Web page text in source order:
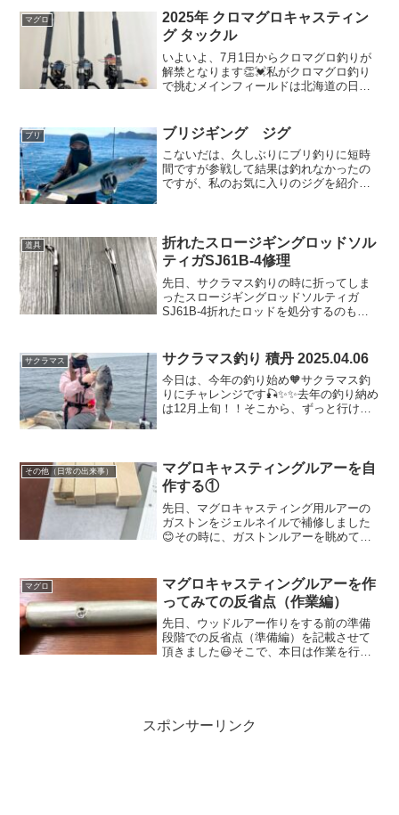
マグロ
2025年 クロマグロキャスティン
グ タックル
いよいよ、7月1日からクロマグロ釣りが
解禁となります👏💓私がクロマグロ釣り
で挑むメインフィールドは北海道の日本
ャスティング用タックルの準備が完了し
たため、今年のクロマグ...
ブリ ブリジギング ジグ
こないだは、久しぶりにブリ釣りに短時
間ですが参戦して結果は釣れなかったの
ですが、私のお気に入りのジグを紹介し
くお気に入りで...
道具
折れたスロージギングロッドソル
ティガSJ61B-4修理
先日、サクラマス釣りの時に折ってしま
ったスロージギングロッドソルティガ
SJ61B-4折れたロッドを処分するのも勿
「短くなっても良いので、折れた先にガ
イドを付けて下さい...
サクラマス サクラマス釣り 積丹 2025.04.06
今日は、今年の釣り始め🧡サクラマス釣
りにチャレンジです🎣✨✨去年の釣り納め
は12月上旬！！そこから、ずっと行けて
した🤭✨ところが、...
その他（日常の出来事）
マグロキャスティングルアーを自
作する①
先日、マグロキャスティング用ルアーの
ガストンをジェルネイルで補修しました
😊その時に、ガストンルアーを眺めてい
から図工が大好き😁❤️しかも、自分で作
ったルアーでクロマグロ...
マグロ
マグロキャスティングルアーを作
ってみての反省点（作業編）
先日、ウッドルアー作りをする前の準備
段階での反省点（準備編）を記載させて
頂きました😃そこで、本日は作業を行う
スポンサーリンク